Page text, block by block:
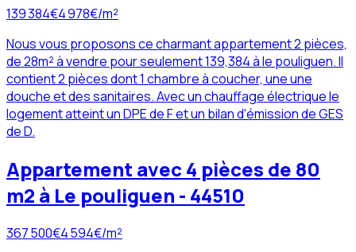
139 384€4 978€/m²
Nous vous proposons ce charmant appartement 2 pièces,
de 28m² à vendre pour seulement 139,384 à le pouliguen. Il
contient 2 pièces dont 1 chambre à coucher, une une
douche et des sanitaires. Avec un chauffage électrique le
logement atteint un DPE de F et un bilan d'émission de GES
de D.
Appartement avec 4 pièces de 80
m2 à Le pouliguen - 44510
367 500€4 594€/m²